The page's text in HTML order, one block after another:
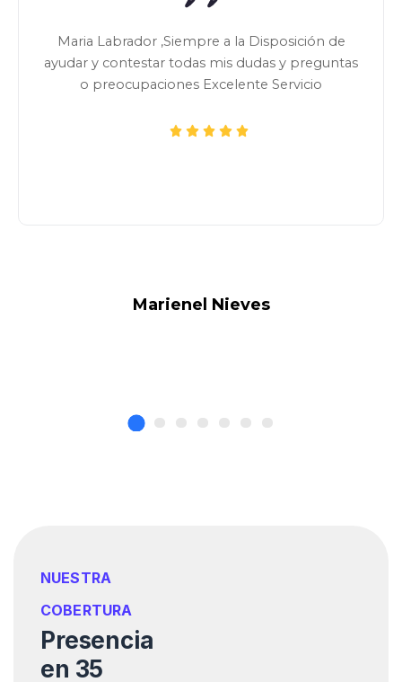
Marienel Nieves
Maria Labrador ,Siempre a la Disposición de
ayudar y contestar todas mis dudas y preguntas
o preocupaciones Excelente Servicio
NUESTRA
COBERTURA
Presencia
en 35